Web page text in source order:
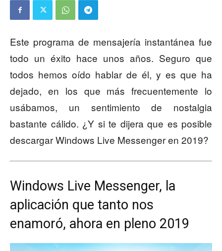
Este programa de mensajería instantánea fue
todo un éxito hace unos años. Seguro que
todos hemos oído hablar de él, y es que ha
dejado, en los que más frecuentemente lo
usábamos, un sentimiento de nostalgia
bastante cálido. ¿Y si te dijera que es posible
descargar Windows Live Messenger en 2019?
Windows Live Messenger, la
aplicación que tanto nos
enamoró, ahora en pleno 2019